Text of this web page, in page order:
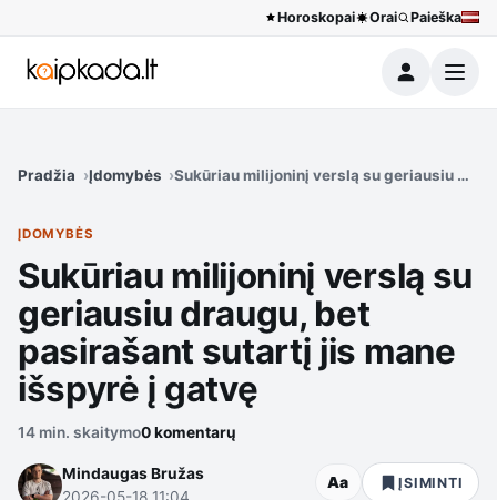
Horoskopai Orai Paieška
Meniu
Pradžia Įdomybės Sukūriau milijoninį verslą su geriausiu draugu, bet pasirašant sutartį jis mane išspyrė į gatvę
ĮDOMYBĖS
Sukūriau milijoninį verslą su
geriausiu draugu, bet
pasirašant sutartį jis mane
išspyrė į gatvę
14 min. skaitymo0 komentarų
Mindaugas Bružas
2026-05-18 11:04
Aa ĮSIMINTI